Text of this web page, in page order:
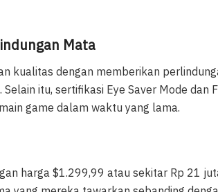
Mata
kualitas dengan memberikan
itu, sertifikasi Eye Saver Mode dan
game dalam waktu yang lama.
harga $1.299,99 atau sekitar Rp 21